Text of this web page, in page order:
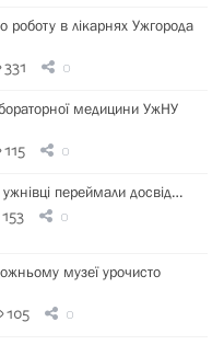
роботу в лікарнях Ужгорода
331 0
медицини УжНУ
115 0
переймали досвід…
153 0
музеї урочисто
105 0